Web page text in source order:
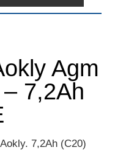
Agm
7,2Ah
7,2Ah (C20)